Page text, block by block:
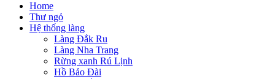
Home
Thư ngỏ
Hệ thống làng
Làng Đắk Ru
Làng Nha Trang
Rừng xanh Rú Lịnh
Hồ Bảo Đài